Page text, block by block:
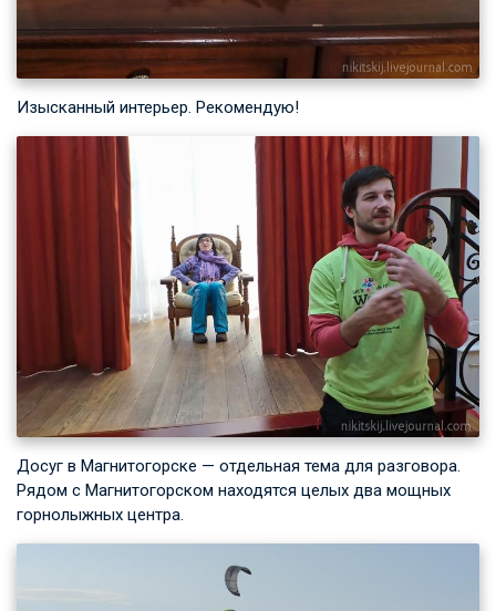
Изысканный интерьер. Рекомендую!
Досуг в Магнитогорске — отдельная тема для разговора.
Рядом с Магнитогорском находятся целых два мощных
горнолыжных центра.